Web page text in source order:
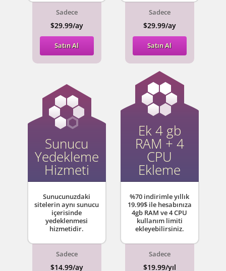
Sadece
$29.99/ay
Satın Al
Sadece
$29.99/ay
Satın Al
Sunucu
Yedekleme
Hizmeti
Sunucunuzdaki
sitelerin aynı sunucu
içerisinde
yedeklenmesi
hizmetidir.
Sadece
$14.99/ay
Ek 4 gb
RAM + 4
CPU
Ekleme
%70 indirimle yıllık
19.99$ ile hesabınıza
4gb RAM ve 4 CPU
kullanım limiti
ekleyebilirsiniz.
Sadece
$19.99/yıl